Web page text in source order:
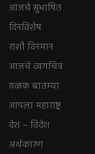
आजचे सुभाषित
दिनविशेष
राशी दिनमान
आजचे व्यंगचित्र
ठळक बातम्या
आपला महाराष्ट्र
देश – विदेश
अर्थकारण